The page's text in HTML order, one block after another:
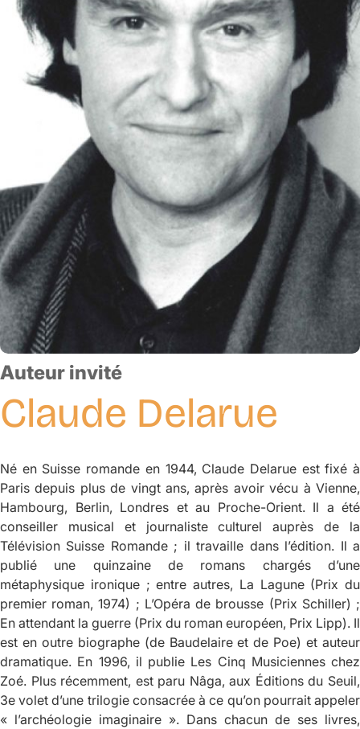
Auteur invité
Claude Delarue
Né en Suisse romande en 1944, Claude Delarue est fixé à
Paris depuis plus de vingt ans, après avoir vécu à Vienne,
Hambourg, Berlin, Londres et au Proche-Orient. Il a été
conseiller musical et journaliste culturel auprès de la
Télévision Suisse Romande ; il travaille dans l’édition. Il a
publié une quinzaine de romans chargés d’une
métaphysique ironique ; entre autres, La Lagune (Prix du
premier roman, 1974) ; L’Opéra de brousse (Prix Schiller) ;
En attendant la guerre (Prix du roman européen, Prix Lipp). Il
est en outre biographe (de Baudelaire et de Poe) et auteur
dramatique. En 1996, il publie Les Cinq Musiciennes chez
Zoé. Plus récemment, est paru Nâga, aux Éditions du Seuil,
3e volet d’une trilogie consacrée à ce qu’on pourrait appeler
« l’archéologie imaginaire ». Dans chacun de ses livres,